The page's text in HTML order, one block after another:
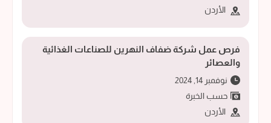
الأردن
فرص عمل شركة ضفاف النهرين للصناعات الغذائية
والعصائر
نوفمبر 14, 2024
حسب الخبرة
الأردن